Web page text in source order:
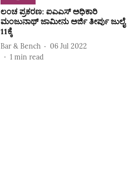
ಲಂಚ ಪ್ರಕರಣ: ಐಎಎಸ್‌ ಅಧಿಕಾರಿ
ಮಂಜುನಾಥ್‌ ಜಾಮೀನು ಅರ್ಜಿ ತೀರ್ಪು ಜುಲೈ
11ಕ್ಕೆ
Bar & Bench
06 Jul 2022
1 min read